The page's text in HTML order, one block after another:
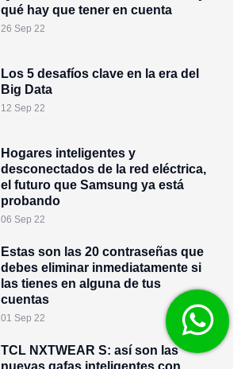
qué hay que tener en cuenta
26 Sep 22
Los 5 desafíos clave en la era del
Big Data
12 Sep 22
Hogares inteligentes y
desconectados de la red eléctrica,
el futuro que Samsung ya está
probando
06 Sep 22
Estas son las 20 contraseñas que
debes eliminar inmediatamente si
las tienes en alguna de tus
cuentas
01 Sep 22
TCL NXTWEAR S: así son las